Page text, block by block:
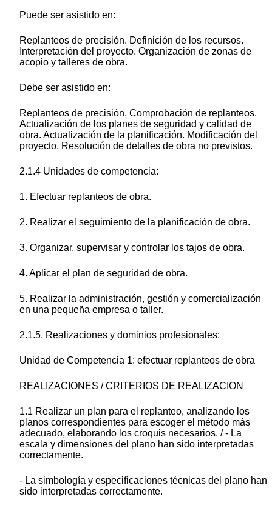
Puede ser asistido en:
Replanteos de precisión. Definición de los recursos.
Interpretación del proyecto. Organización de zonas de
acopio y talleres de obra.
Debe ser asistido en:
Replanteos de precisión. Comprobación de replanteos.
Actualización de los planes de seguridad y calidad de
obra. Actualización de la planificación. Modificación del
proyecto. Resolución de detalles de obra no previstos.
2.1.4 Unidades de competencia:
1. Efectuar replanteos de obra.
2. Realizar el seguimiento de la planificación de obra.
3. Organizar, supervisar y controlar los tajos de obra.
4. Aplicar el plan de seguridad de obra.
5. Realizar la administración, gestión y comercialización
en una pequeña empresa o taller.
2.1.5. Realizaciones y dominios profesionales:
Unidad de Competencia 1: efectuar replanteos de obra
REALIZACIONES / CRITERIOS DE REALIZACION
1.1 Realizar un plan para el replanteo, analizando los
planos correspondientes para escoger el método más
adecuado, elaborando los croquis necesarios. / - La
escala y dimensiones del plano han sido interpretadas
correctamente.
- La simbología y especificaciones técnicas del plano han
sido interpretadas correctamente.